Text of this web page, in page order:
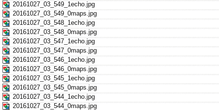
20161027_03_549_1echo.jpg
20161027_03_549_0maps.jpg
20161027_03_548_1echo.jpg
20161027_03_548_0maps.jpg
20161027_03_547_1echo.jpg
20161027_03_547_0maps.jpg
20161027_03_546_1echo.jpg
20161027_03_546_0maps.jpg
20161027_03_545_1echo.jpg
20161027_03_545_0maps.jpg
20161027_03_544_1echo.jpg
20161027_03_544_0maps.jpg